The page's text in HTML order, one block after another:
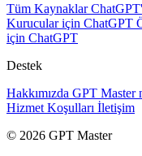
Tüm Kaynaklar
Kurucular için ChatGPT
için ChatGPT
Destek
Hakkımızda GPT Master
Hizmet Koşulları İletişim
© 2026 GPT Master